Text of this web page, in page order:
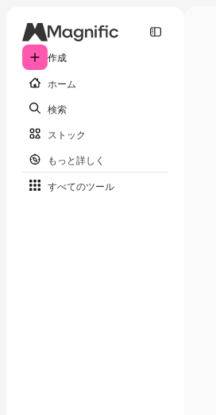
作成
ホーム
検索
ストック
もっと詳しく
すべてのツール